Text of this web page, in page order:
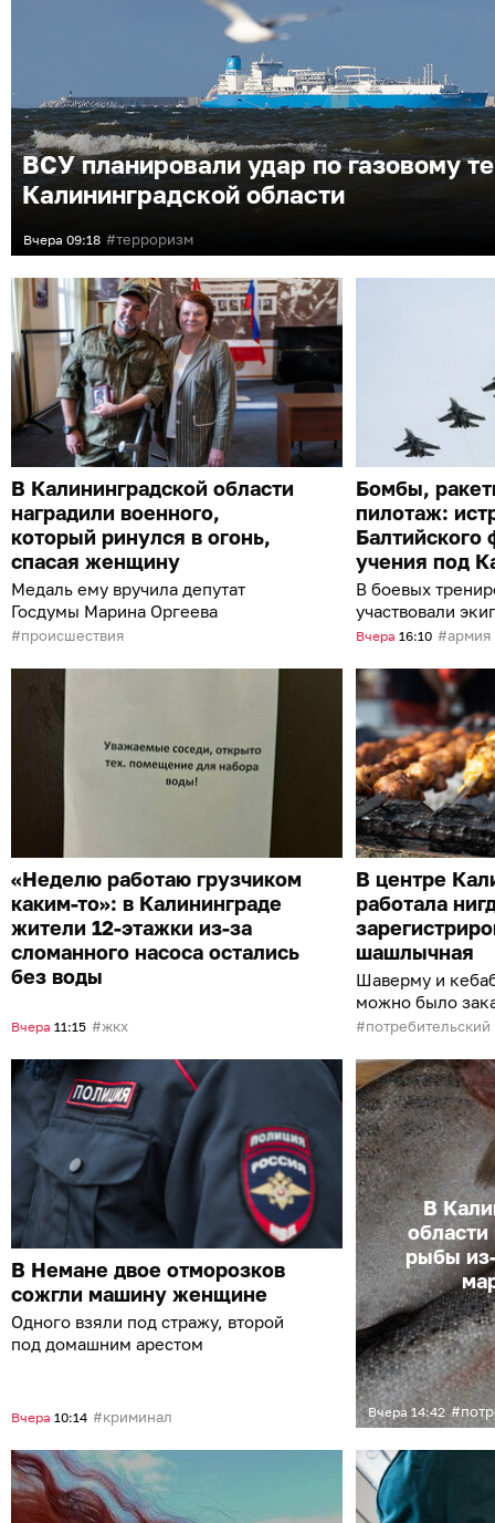
ВСУ планировали удар по газовому
Калининградской области
Вчера 09:18 терроризм
В Калининградской области
наградили военного,
который ринулся в огонь,
спасая женщину
Медаль ему вручила депутат
Госдумы Марина Оргеева
происшествия
Бомбы,
пилотаж:
Балтийского
учения под
В боевых
участвовали
Вчера 16:10 армия
«Неделю работаю грузчиком
каким-то»: в Калининграде
жители 12-этажки из-за
сломанного насоса остались
без воды
Вчера 11:15 жкх
В центре
работала
шашлычная
Шаверму и
можно было
интернете с
В Немане двое отморозков
сожгли машину женщине
Одного взяли под стражу, второй
под домашним арестом
Вчера 10:14 криминал
В
рыбы
Вчера14:42